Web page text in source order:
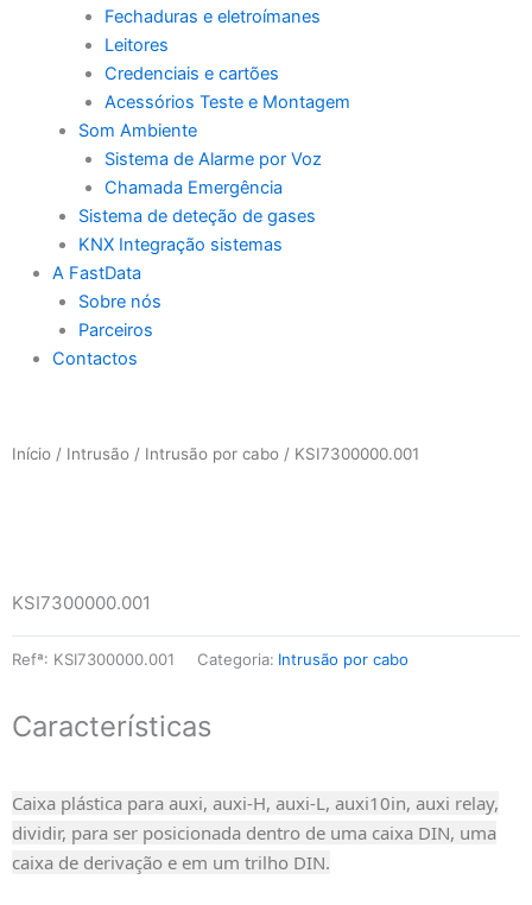
Fechaduras e eletroímanes
Leitores
Credenciais e cartões
Acessórios Teste e Montagem
Som Ambiente
Sistema de Alarme por Voz
Chamada Emergência
Sistema de deteção de gases
KNX Integração sistemas
A FastData
Sobre nós
Parceiros
Contactos
Início / Intrusão / Intrusão por cabo / KSI7300000.001
KSI7300000.001
Refª: KSI7300000.001 Categoria: Intrusão por cabo
Características
Caixa plástica para auxi, auxi-H, auxi-L, auxi10in, auxi relay,
dividir, para ser posicionada dentro de uma caixa DIN, uma
caixa de derivação e em um trilho DIN.